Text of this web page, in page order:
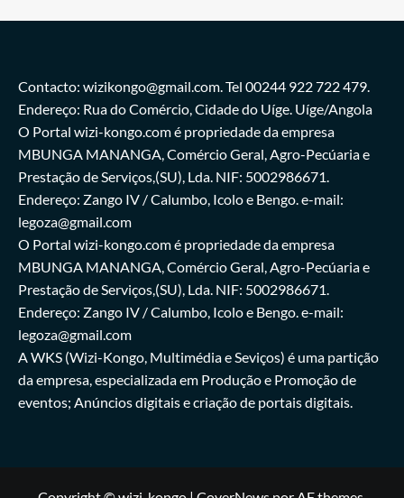
Contacto: wizikongo@gmail.com. Tel 00244 922 722 479.
Endereço: Rua do Comércio, Cidade do Uíge. Uíge/Angola
O Portal wizi-kongo.com é propriedade da empresa
MBUNGA MANANGA, Comércio Geral, Agro-Pecúaria e
Prestação de Serviços,(SU), Lda. NIF: 5002986671.
Endereço: Zango IV / Calumbo, Icolo e Bengo. e-mail:
legoza@gmail.com
O Portal wizi-kongo.com é propriedade da empresa
MBUNGA MANANGA, Comércio Geral, Agro-Pecúaria e
Prestação de Serviços,(SU), Lda. NIF: 5002986671.
Endereço: Zango IV / Calumbo, Icolo e Bengo. e-mail:
legoza@gmail.com
A WKS (Wizi-Kongo, Multimédia e Seviços) é uma partição
da empresa, especializada em Produção e Promoção de
eventos; Anúncios digitais e criação de portais digitais.